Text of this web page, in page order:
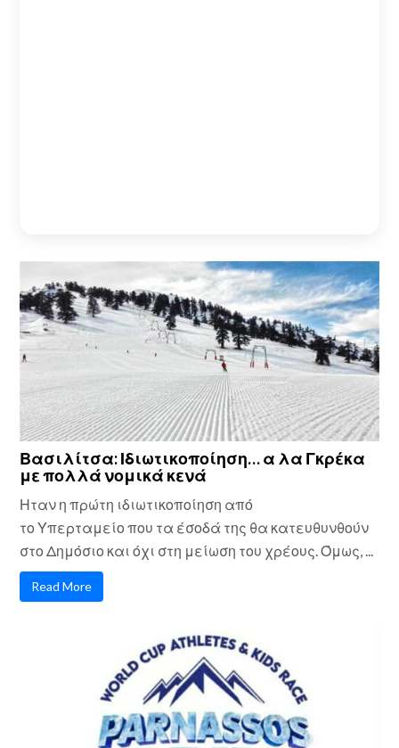
Βασιλίτσα: Ιδιωτικοποίηση… α λα Γκρέκα
με πολλά νομικά κενά
Ηταν η πρώτη ιδιωτικοποίηση από
το Υπερταμείο που τα έσοδά της θα κατευθυνθούν
στο Δημόσιο και όχι στη μείωση του χρέους. Όμως, ...
Read More